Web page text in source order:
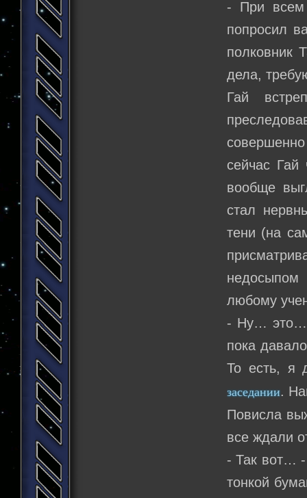
- При всем
попросил
полковник
дела,
Гай
сейчас
вообще
стал
тени (на
любому
- Ну… это…
пока
То есть, я
заседании.
Повисла
все ждали
- Так вот…
тонкой